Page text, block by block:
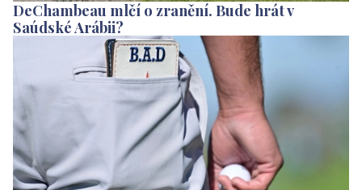
DeChambeau mlčí o zranění. Bude hrát v
Saúdské Arábii?